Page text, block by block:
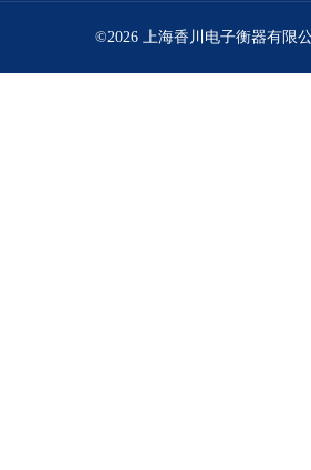
©2026 上海香川电子衡器有限